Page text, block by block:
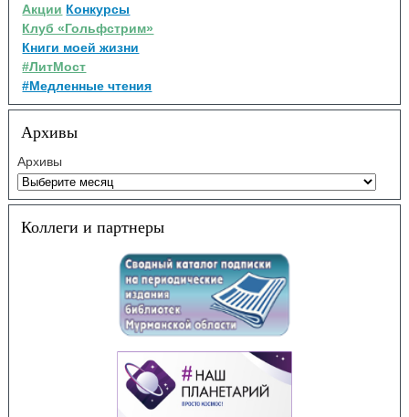
Акции Конкурсы
Клуб «Гольфстрим»
Книги моей жизни
#ЛитМост
#Медленные чтения
Архивы
Архивы
Коллеги и партнеры